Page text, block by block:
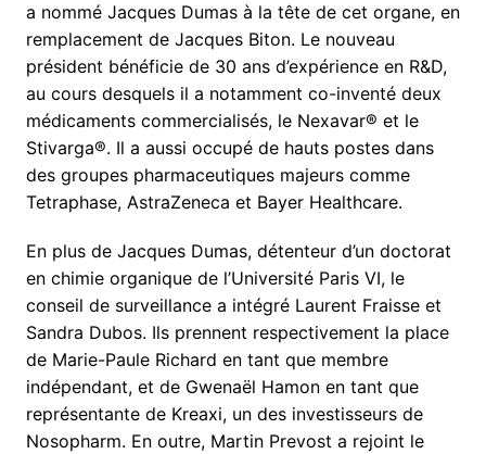
a nommé Jacques Dumas à la tête de cet organe, en
remplacement de Jacques Biton. Le nouveau
président bénéficie de 30 ans d’expérience en R&D,
au cours desquels il a notamment co-inventé deux
médicaments commercialisés, le Nexavar® et le
Stivarga®. Il a aussi occupé de hauts postes dans
des groupes pharmaceutiques majeurs comme
Tetraphase, AstraZeneca et Bayer Healthcare.
En plus de Jacques Dumas, détenteur d’un doctorat
en chimie organique de l’Université Paris VI, le
conseil de surveillance a intégré Laurent Fraisse et
Sandra Dubos. Ils prennent respectivement la place
de Marie-Paule Richard en tant que membre
indépendant, et de Gwenaël Hamon en tant que
représentante de Kreaxi, un des investisseurs de
Nosopharm. En outre, Martin Prevost a rejoint le